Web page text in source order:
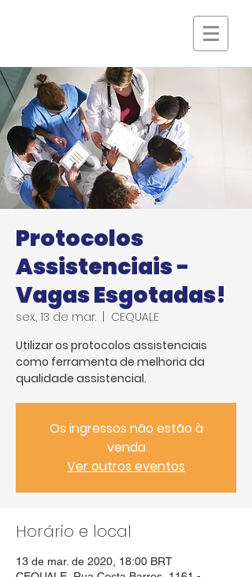
Protocolos
Assistenciais -
Vagas Esgotadas!
sex., 13 de mar.
CEQUALE
Utilizar os protocolos assistenciais
como ferramenta de melhoria da
qualidade assistencial.
Os ingressos não estão à
venda
Ver outros eventos
Horário e local
13 de mar. de 2020, 18:00 BRT